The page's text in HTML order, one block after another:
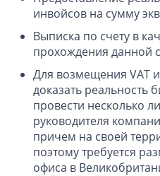
Гражданство Вануату
Гражданство Сьерра-Леоне
Английские партнерства LLP
Ирландские компании LTD
Ирландские партнерства LP
Компании в Сингапуре
инвойсов на сумму
Выписка по счету в
прохождения данной
Для возмещения VAT
доказать реальность
провести несколько
руководителя
причем на своей
поэтому требуется
офиса в